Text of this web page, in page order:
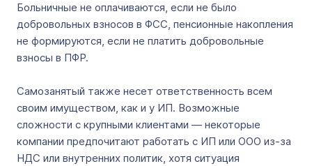
Больничные не оплачиваются, если не было
добровольных взносов в ФСС, пенсионные накопления
не формируются, если не платить добровольные
взносы в ПФР.
Самозанятый также несет ответственность всем
своим имуществом, как и у ИП. Возможные
сложности с крупными клиентами ― некоторые
компании предпочитают работать с ИП или ООО из-за
НДС или внутренних политик, хотя ситуация